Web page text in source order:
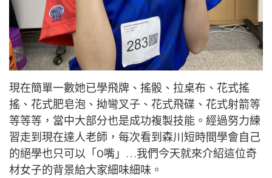
現在簡單一數她已學飛牌、搖骰、拉桌布、花式搖
搖、花式肥皂泡、拗彎叉子、花式飛碟、花式射箭等
等等等，當中大部分也是成功複製技能。經過努力練
習走到現在達人老師，每次看到森川短時間學會自己
的絕學也只可以「O嘴」…我們今天就來介紹這位奇
材女子的背景給大家細味細味。